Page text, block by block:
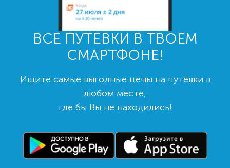
ВСЕ ПУТЕВКИ В ТВОЕМ
СМАРТФОНЕ!
Ищите самые выгодные цены на путевки в
любом месте,
где бы Вы не находились!